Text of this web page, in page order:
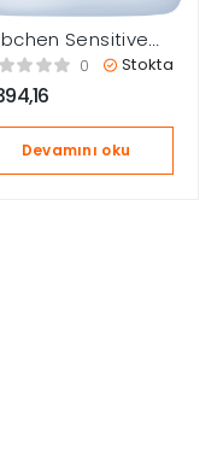
Sensitive
Saç ve Vücut
400ml
0 Stokta
Devamını oku